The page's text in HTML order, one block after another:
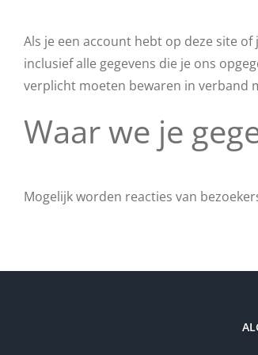
Als je een account hebt op deze site
inclusief alle gegevens die je ons
verplicht moeten bewaren in verband
Waar we je
Mogelijk worden reacties van